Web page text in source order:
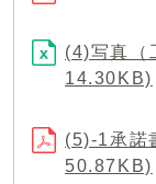
(4)写真（
14.30KB)
(5)-1承諾
50.87KB)